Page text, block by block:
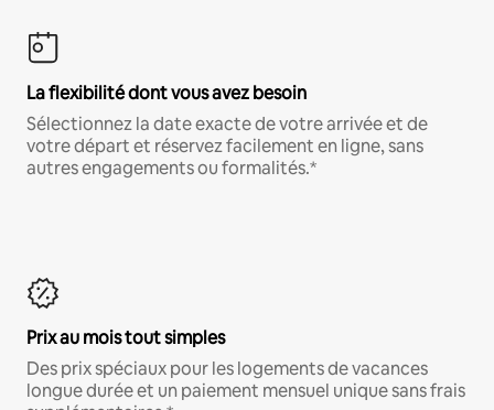
La flexibilité dont vous avez besoin
Sélectionnez la date exacte de votre arrivée et de
votre départ et réservez facilement en ligne, sans
autres engagements ou formalités.*
Prix au mois tout simples
Des prix spéciaux pour les logements de vacances
longue durée et un paiement mensuel unique sans frais